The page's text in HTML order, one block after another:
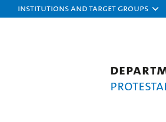
Institutions and target groups